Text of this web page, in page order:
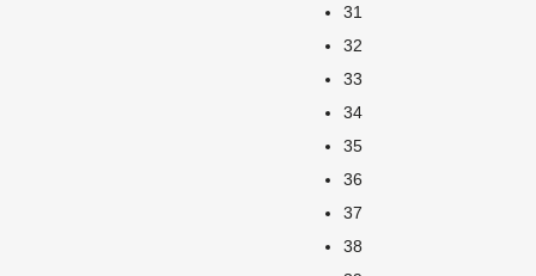
31
32
33
34
35
36
37
38